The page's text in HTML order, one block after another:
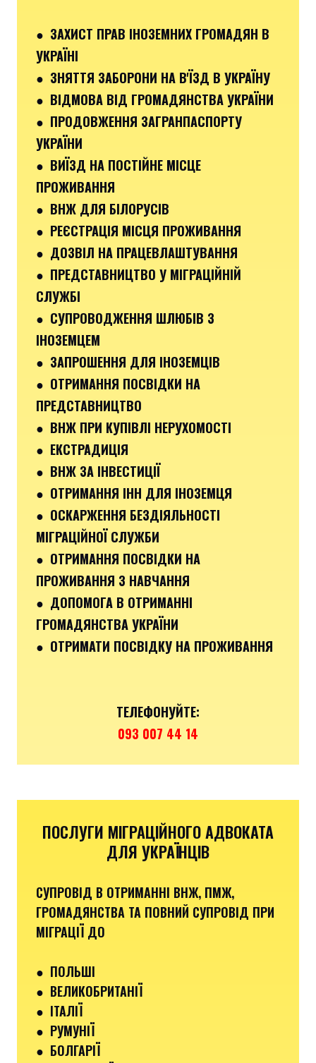
● ЗАХИСТ ПРАВ ІНОЗЕМНИХ ГРОМАДЯН В
УКРАЇНІ
● ЗНЯТТЯ ЗАБОРОНИ НА В'ЇЗД В УКРАЇНУ
● ВІДМОВА ВІД ГРОМАДЯНСТВА УКРАЇНИ
● ПРОДОВЖЕННЯ ЗАГРАНПАСПОРТУ
УКРАЇНИ
● ВИЇЗД НА ПОСТІЙНЕ МІСЦЕ
ПРОЖИВАННЯ
● ВНЖ ДЛЯ БІЛОРУСІВ
● РЕЄСТРАЦІЯ МІСЦЯ ПРОЖИВАННЯ
● ДОЗВІЛ НА ПРАЦЕВЛАШТУВАННЯ
● ПРЕДСТАВНИЦТВО У МІГРАЦІЙНІЙ
СЛУЖБІ
● СУПРОВОДЖЕННЯ ШЛЮБІВ З
ІНОЗЕМЦЕМ
● ЗАПРОШЕННЯ ДЛЯ ІНОЗЕМЦІВ
● ОТРИМАННЯ ПОСВІДКИ НА
ПРЕДСТАВНИЦТВО
● ВНЖ ПРИ КУПІВЛІ НЕРУХОМОСТІ
● ЕКСТРАДИЦІЯ
● ВНЖ ЗА ІНВЕСТИЦІЇ
● ОТРИМАННЯ ІНН ДЛЯ ІНОЗЕМЦЯ
● ОСКАРЖЕННЯ БЕЗДІЯЛЬНОСТІ
МІГРАЦІЙНОЇ СЛУЖБИ
● ОТРИМАННЯ ПОСВІДКИ НА
ПРОЖИВАННЯ З НАВЧАННЯ
● ДОПОМОГА В ОТРИМАННІ
ГРОМАДЯНСТВА УКРАЇНИ
● ОТРИМАТИ ПОСВІДКУ НА ПРОЖИВАННЯ
ТЕЛЕФОНУЙТЕ:
093 007 44 14
ПОСЛУГИ МІГРАЦІЙНОГО АДВОКАТА
ДЛЯ УКРАЇНЦІВ
СУПРОВІД В ОТРИМАННІ ВНЖ, ПМЖ,
ГРОМАДЯНСТВА ТА ПОВНИЙ СУПРОВІД ПРИ
МІГРАЦІЇ ДО
● ПОЛЬШІ
● ВЕЛИКОБРИТАНІЇ
● ІТАЛІЇ
● РУМУНІЇ
● БОЛГАРІЇ